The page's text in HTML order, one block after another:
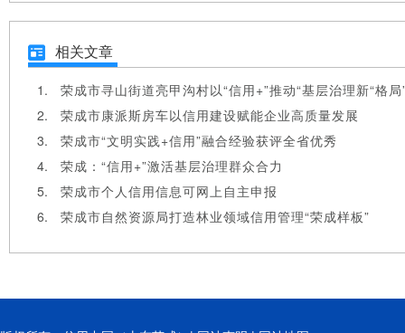
相关文章
荣成市寻山街道亮甲沟村以“信用+”推动“基层治理新“格局
荣成市康派斯房车以信用建设赋能企业高质量发展
荣成市“文明实践+信用”融合经验获评全省优秀
荣成：“信用+”激活基层治理群众合力
荣成市个人信用信息可网上自主申报
荣成市自然资源局打造林业领域信用管理“荣成样板”